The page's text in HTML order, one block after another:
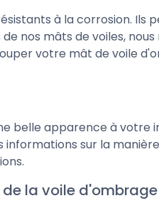
à la corrosion. Ils
nos mâts de voiles,
votre mât de voile
belle apparence à votre
informations sur la
de la voile d'ombrage